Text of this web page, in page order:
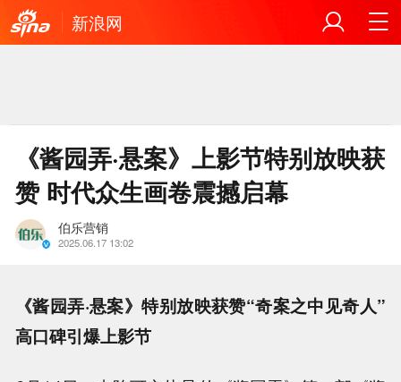
新浪网
《酱园弄·悬案》上影节特别放映获
赞 时代众生画卷震撼启幕
伯乐营销
2025.06.17 13:02
《酱园弄·悬案》特别放映获赞“奇案之中见奇人”
高口碑引爆上影节